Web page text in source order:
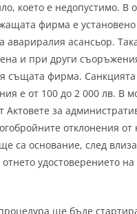
което е недопустимо. В
фирма е
авариралия асансьор.
и при други
същата фирма. Санкцията
е от 100 до 2 000 лв. В
Актовете за
отклонения
са основание, след
удостоверението
ще бъде